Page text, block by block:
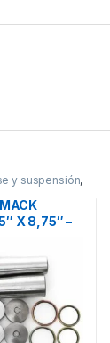
y suspensión,
X 8,75″ –